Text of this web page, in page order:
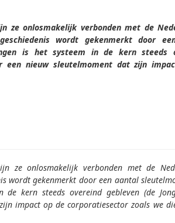
ze onlosmakelijk verbonden met de
wordt gekenmerkt door
is het systeem in de kern steeds
een nieuw sleutelmoment dat zijn
ze onlosmakelijk verbonden met de
wordt gekenmerkt door een aantal
kern steeds overeind gebleven (de
impact op de corporatiesector zoals we